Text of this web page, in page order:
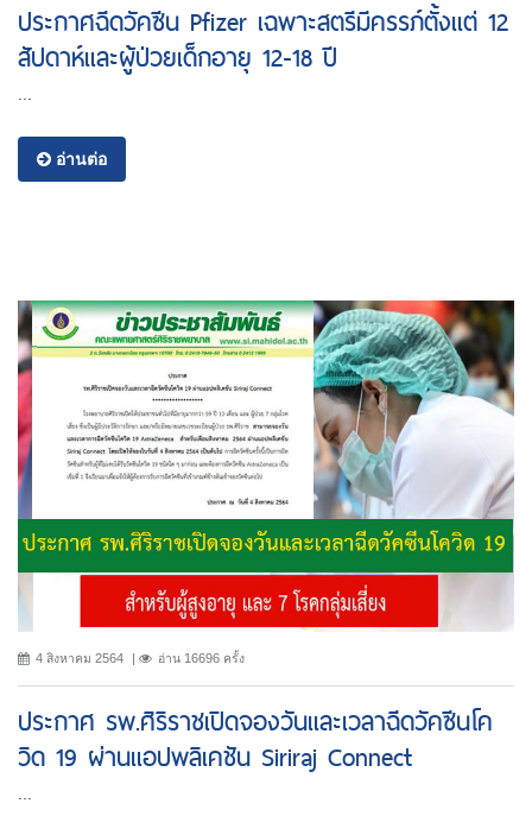
ประกาศฉีดวัคซีน Pfizer เฉพาะสตรีมีครรภ์ตั้งแต่ 12
สัปดาห์และผู้ป่วยเด็กอายุ 12-18 ปี
...
อ่านต่อ
4 สิงหาคม 2564 อ่าน 16696 ครั้ง
ประกาศ รพ.ศิริราชเปิดจองวันและเวลาฉีดวัคซีนโค
วิด 19 ผ่านแอปพลิเคชัน Siriraj Connect